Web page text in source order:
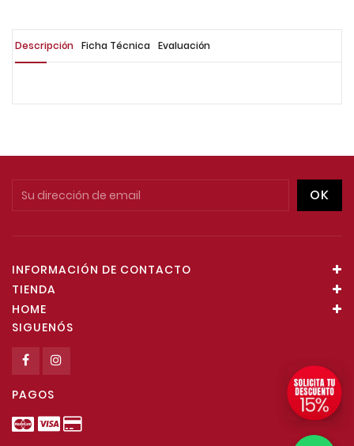
Descripción Ficha Técnica Evaluación
INFORMACIÓN DE CONTACTO
TIENDA
HOME
SIGUENÓS
PAGOS